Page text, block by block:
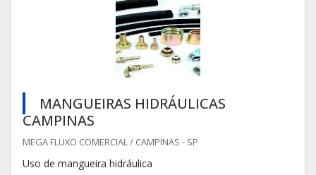
MANGUEIRAS HIDRÁULICAS
CAMPINAS
MEGA FLUXO COMERCIAL / CAMPINAS - SP
Uso de mangueira hidráulica